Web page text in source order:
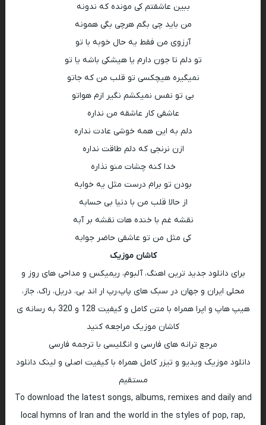
ببین عاشقتم کی مونده که ندونه
من باید چی بگم هرچی بگی همونه
آرزوی من فقط یه حال خوبه با تو
تو دلم تا جون دارم یا هیشکی باشه یا تو
نمیگیره هیچکسی تو قلب من که جاتو
بی تو نفس نمیکشم نگیر ازم هواتو
عاشقی کار عاشقه من نداره
دلم به این همه خوشی عادت نداره
ازن نرنجی که دلم طاقت نداره
خدا کنه چشات منو نذاره
بودن تو برام درست مثل یه خوابه
از حالا قلب من با دنیا بی حسابه
نقشه غم با خنده هات نقشه بر آبه
کی مثل من تو عاشقی حاضر جوابه
کاشان موزیک
برای دانلود جدید ترین اهنگ، آلبوم، ریمیکس و مداحی های روز و
محلی ایران و جهان در سبک های پاپ،رپ ار اند بی، دریل، راک، جاز،
هیپ هاپ و اپرا همراه با متن کامل و کیفیت 128 و 320 به رسانه ی
کاشان موزیک مراجعه کنید
مرجع ترانه های فارسی و انگلیسی با ترجمه فارسی
دانلود موزیک ویدیو و تیزر کامل همراه با کیفیت اصلی و لینک دانلود
مستقیم
To download the latest songs, albums, remixes and daily and
local hymns of Iran and the world in the styles of pop, rap,